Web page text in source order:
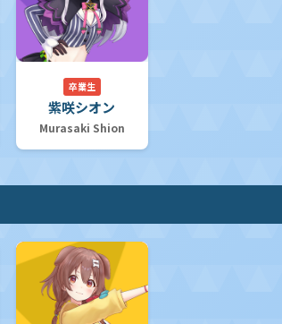
卒業生
紫咲シオン
Murasaki Shion